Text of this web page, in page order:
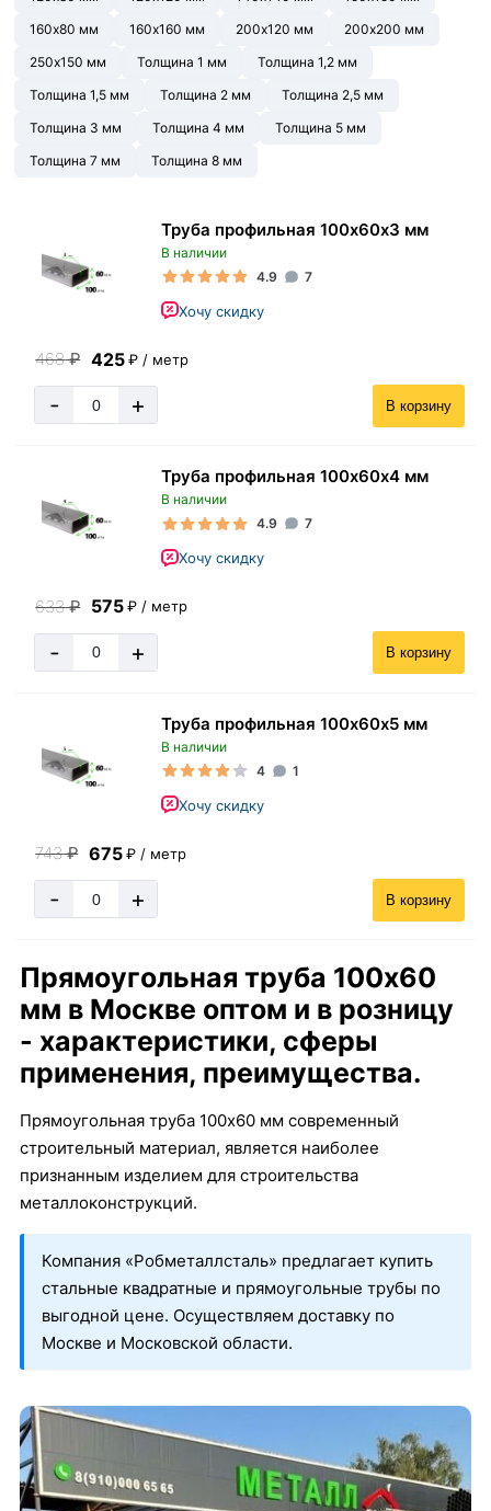
160х80 мм
160х160 мм 200х120 мм
200х200 мм
250х150 мм
Толщина 1 мм
Толщина 1,2 мм
Толщина 1,5 мм
Толщина 2 мм
Толщина 2,5 мм
Толщина 3 мм
Толщина 4 мм
Толщина 5 мм
Толщина 7 мм
Толщина 8 мм
Труба профильная 100х60х3 мм
В наличии
4.9
7
Хочу скидку
468₽ 425 ₽ / метр
- + В корзину
Труба профильная 100х60х4 мм
В наличии
4.9
7
Хочу скидку
633₽ 575 ₽ / метр
- + В корзину
Труба профильная 100х60х5 мм
В наличии
4
1
Хочу скидку
743₽ 675 ₽ / метр
- + В корзину
Прямоугольная труба 100х60
мм в Москве оптом и в розницу
- характеристики, сферы
применения, преимущества.
Прямоугольная труба 100х60 мм современный
строительный материал, является наиболее
признанным изделием для строительства
металлоконструкций.
Компания «Робметаллсталь» предлагает купить
стальные квадратные и прямоугольные трубы по
выгодной цене. Осуществляем доставку по
Москве и Московской области.